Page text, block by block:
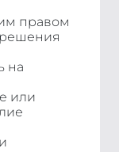
правом
на
или